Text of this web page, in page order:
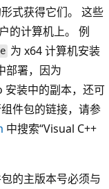
式获得它们。 这些
的计算机上。 例
为 x64 计算机安装
部署，因为
装中的副本，还可
件包的链接，请参
中搜索“Visual C++
的主版本号必须与